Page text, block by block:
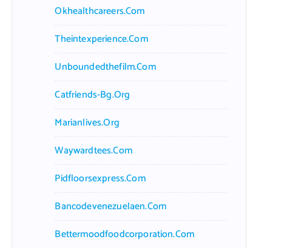
Okhealthcareers.com
Theintexperience.com
Unboundedthefilm.com
Catfriends-Bg.org
Marianlives.org
Waywardtees.com
Pidfloorsexpress.com
Bancodevenezuelaen.com
Bettermoodfoodcorporation.com